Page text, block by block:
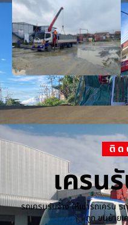
ติด
เครน
รถเครนรับจ้าง ให้เช่ารถเครน
ถูก ขนย้าย